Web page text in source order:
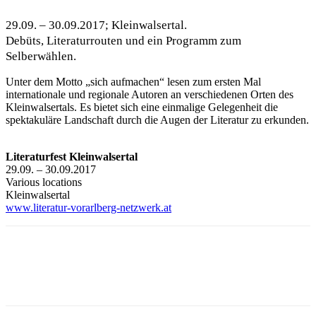
29.09. – 30.09.2017; Kleinwalsertal.
Debüts, Literaturrouten und ein Programm zum
Selberwählen.
Unter dem Motto „sich aufmachen“ lesen zum ersten Mal
internationale und regionale Autoren an verschiedenen Orten des
Kleinwalsertals. Es bietet sich eine einmalige Gelegenheit die
spektakuläre Landschaft durch die Augen der Literatur zu erkunden.
Literaturfest Kleinwalsertal
29.09. – 30.09.2017
Various locations
Kleinwalsertal
www.literatur-vorarlberg-netzwerk.at